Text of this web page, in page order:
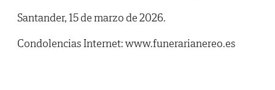
Santander, 15 de marzo de 2026.
Condolencias Internet: www.funerarianereo.es